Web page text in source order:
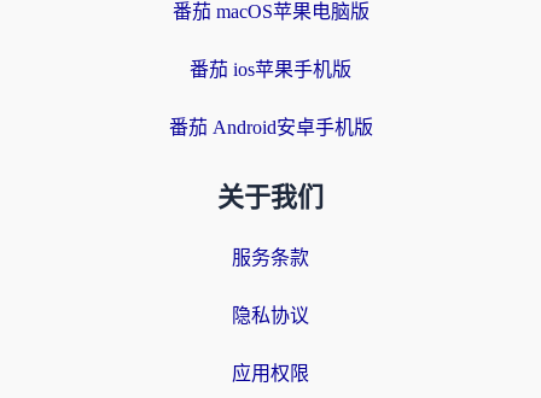
番茄 macOS苹果电脑版
番茄 ios苹果手机版
番茄 Android安卓手机版
关于我们
服务条款
隐私协议
应用权限